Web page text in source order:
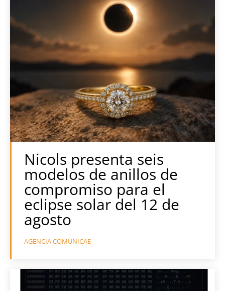
Nicols presenta seis
modelos de anillos de
compromiso para el
eclipse solar del 12 de
agosto
AGENCIA COMUNICAE